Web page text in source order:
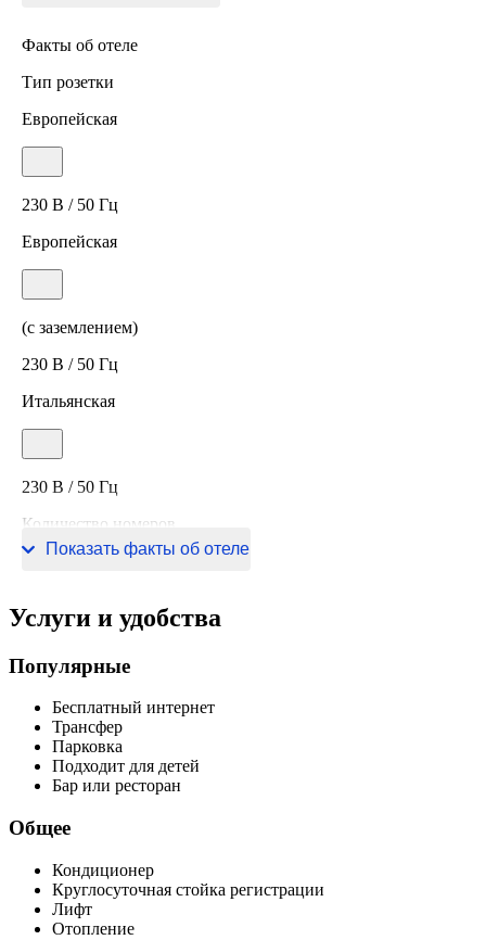
Факты об отеле
Тип розетки
Европейская
230 В / 50 Гц
Европейская
(с заземлением)
230 В / 50 Гц
Итальянская
230 В / 50 Гц
Количество номеров
26 номеров
Показать факты об отеле
Услуги и удобства
Популярные
Бесплатный интернет
Трансфер
Парковка
Подходит для детей
Бар или ресторан
Общее
Кондиционер
Круглосуточная стойка регистрации
Лифт
Отопление